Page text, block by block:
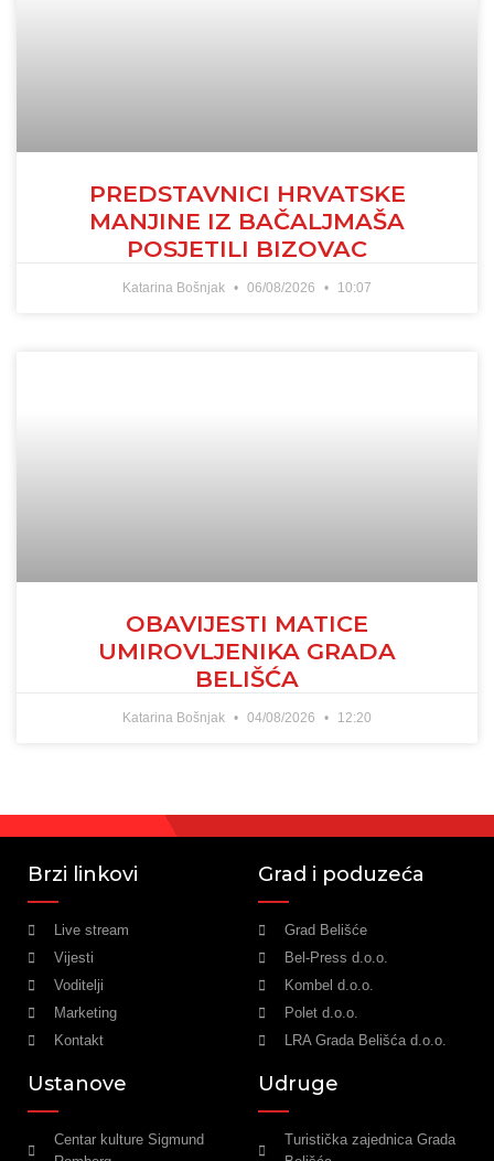
PREDSTAVNICI HRVATSKE
MANJINE IZ BAČALJMAŠA
POSJETILI BIZOVAC
Katarina Bošnjak 06/08/2026 10:07
OBAVIJESTI MATICE
UMIROVLJENIKA GRADA
BELIŠĆA
Katarina Bošnjak 04/08/2026 12:20
Brzi linkovi
Live stream
Vijesti
Voditelji
Marketing
Kontakt
Grad i poduzeća
Grad Belišće
Bel-Press d.o.o.
Kombel d.o.o.
Polet d.o.o.
LRA Grada Belišća d.o.o.
Ustanove
Centar kulture Sigmund
Udruge
Turistička zajednica Grada